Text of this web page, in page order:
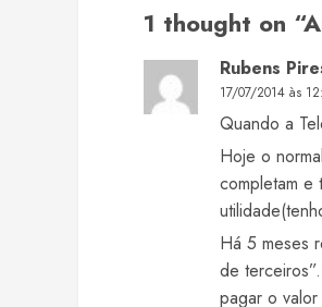
1 thought on “
Rubens
17/07/2014 às
Quando a
Hoje o
completam e
Há 5 meses
de
pagar o valor